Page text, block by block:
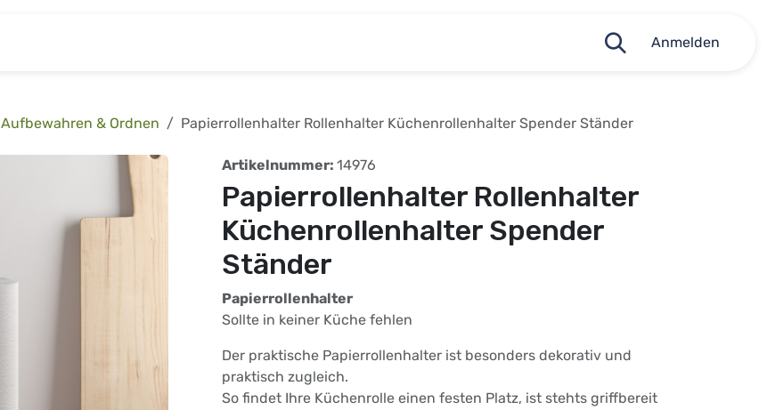
Anmelden
Aufbewahren & Ordnen Papierrollenhalter Rollenhalter Küchenrollenhalter Spender Ständer
Artikelnummer: 14976
Papierrollenhalter Rollenhalter
Küchenrollenhalter Spender
Ständer
Papierrollenhalter
Sollte in keiner Küche fehlen
Der praktische Papierrollenhalter ist besonders dekorativ und
praktisch zugleich.
So findet Ihre Küchenrolle einen festen Platz, ist stehts griffbereit